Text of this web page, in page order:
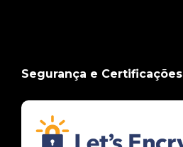
Segurança e Certificações